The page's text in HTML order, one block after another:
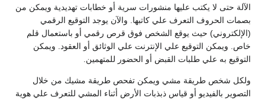
الآلة حتى لا يكتب عليها منشورات سرية أو خطابات تهديدية ويمكن من
بصمات الحروف التعرف علي كاتبها. والآن يوجد التوقيع الرقمي
(الإلكتروني) حيث يوقع الشخص فوق قرص رقمي أو باستعمال قلم
خاص. ويمكن التوقيع علي الإنترنت علي الوثائق أو العقود. ويمكن
التوقيع به علي طلبات القبض أو الحضور للمتهمين.
ولكل شخص طريقة مشي ويمكن تفحص طريقة مشيك من خلال
التصوير بالفيديو أو قياس ذبذبات الأرض أثناء المشي للتعرف علي هوية